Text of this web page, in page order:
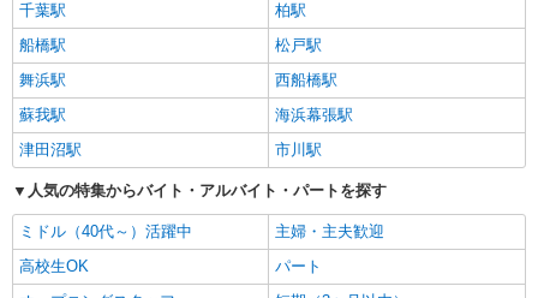
千葉駅
柏駅
船橋駅
松戸駅
舞浜駅
西船橋駅
蘇我駅
海浜幕張駅
津田沼駅
市川駅
人気の特集からバイト・アルバイト・パートを探す
ミドル（40代～）活躍中
主婦・主夫歓迎
高校生OK
パート